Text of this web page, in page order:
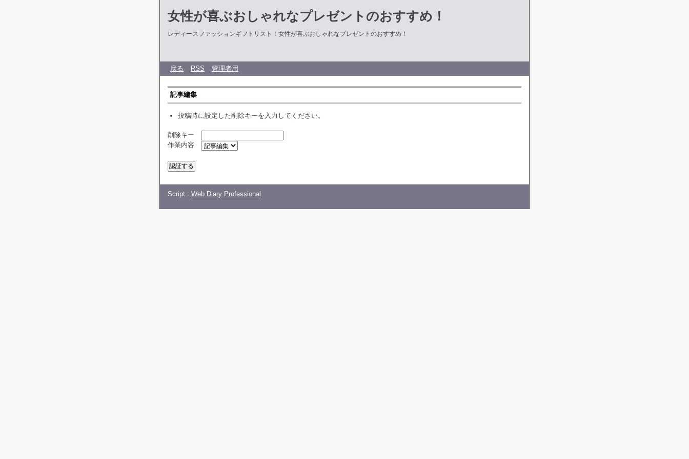
女性が喜ぶおしゃれなプレゼントのおすすめ！
レディースファッションギフトリスト！女性が喜ぶおしゃれなプレゼントのおすすめ！
戻る RSS 管理者用
記事編集
投稿時に設定した削除キーを入力してください。
削除キー
作業内容
Script : Web Diary Professional